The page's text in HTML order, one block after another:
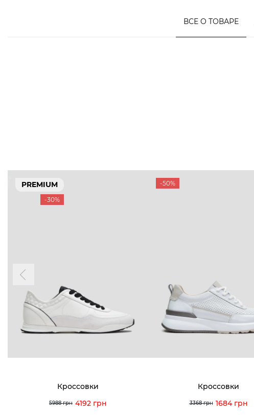
ВСЕ О ТОВАРЕ
PREMIUM
-30%
Кроссовки
5988 грн 4192 грн
-50%
Кроссовки
3368 грн 1684 грн